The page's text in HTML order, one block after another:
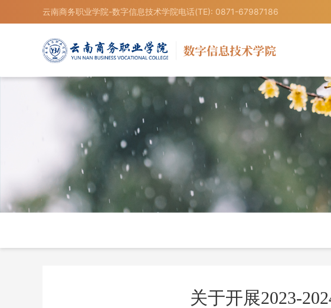
云南商务职业学院-数字信息技术学院电话(TE): 0871-67987186
关于开展2023-